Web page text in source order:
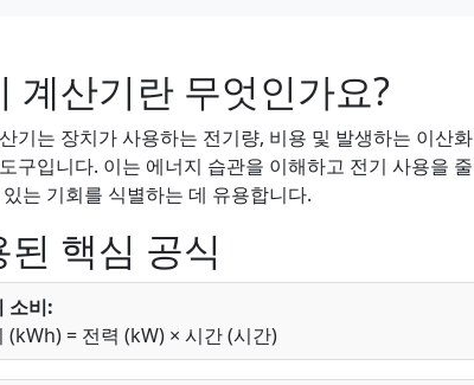
계산기란 무엇인가요?
기는 장치가 사용하는 전기량, 비용 및 발생하는 이산
구입니다. 이는 에너지 습관을 이해하고 전기 사용을
는 기회를 식별하는 데 유용합니다.
된 핵심 공식
소비:
(kWh) = 전력 (kW) × 시간 (시간)